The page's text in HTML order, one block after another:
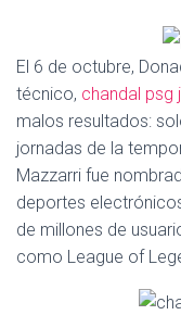
El 6 de octubre,
técnico, chandal psg
malos resultados:
jornadas de la
Mazzarri fue
deportes
de millones de
como League of